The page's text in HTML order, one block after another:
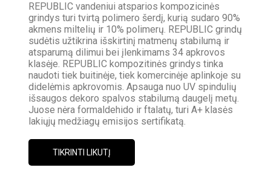
REPUBLIC vandeniui atsparios kompozicinės
grindys turi tvirtą polimero šerdį, kurią sudaro 90%
akmens miltelių ir 10% polimerų. REPUBLIC grindų
sudėtis užtikrina išskirtinį matmenų stabilumą ir
atsparumą dilimui bei įlenkimams 34 apkrovos
klasėje. REPUBLIC kompozitinės grindys tinka
naudoti tiek buitinėje, tiek komercinėje aplinkoje su
didelėmis apkrovomis. Apsauga nuo UV spindulių
išsaugos dekoro spalvos stabilumą daugelį metų.
Juose nėra formaldehido ir ftalatų, turi A+ klasės
lakiųjų medžiagų emisijos sertifikatą.
TIKRINTI LIKUTĮ